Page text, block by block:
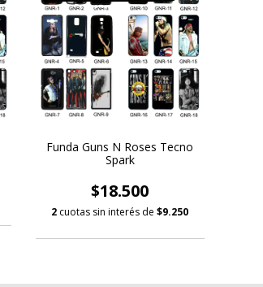
Funda Guns N Roses Tecno
Spark
$18.500
2 cuotas sin interés de$9.250